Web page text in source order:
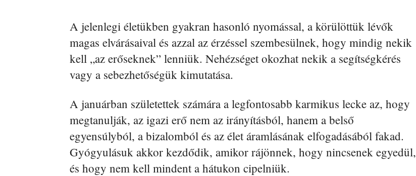
A jelenlegi életükben gyakran hasonló nyomással, a körülöttük lévők
magas elvárásaival és azzal az érzéssel szembesülnek, hogy mindig nekik
kell „az erőseknek” lenniük. Nehézséget okozhat nekik a segítségkérés
vagy a sebezhetőségük kimutatása.
A januárban születettek számára a legfontosabb karmikus lecke az, hogy
megtanulják, az igazi erő nem az irányításból, hanem a belső
egyensúlyból, a bizalomból és az élet áramlásának elfogadásából fakad.
Gyógyulásuk akkor kezdődik, amikor rájönnek, hogy nincsenek egyedül,
és hogy nem kell mindent a hátukon cipelniük.